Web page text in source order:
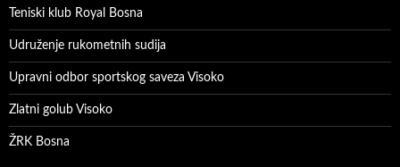
Teniski klub Royal Bosna
Udruženje rukometnih sudija
Upravni odbor sportskog saveza Visoko
Zlatni golub Visoko
ŽRK Bosna